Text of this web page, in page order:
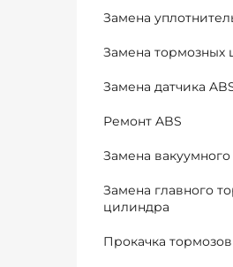
Замена
Замена тормозных
Замена датчика
Ремонт ABS
Замена
Замена главного
цилиндра
Прокачка тормозов